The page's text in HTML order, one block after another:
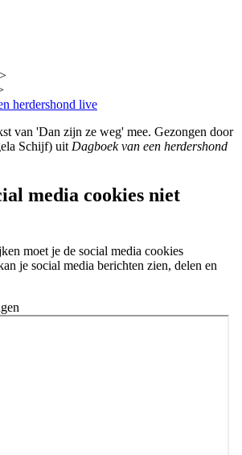
herdershond live
van 'Dan zijn ze weg' mee. Gezongen door
Schijf) uit Dagboek van een herdershond
media cookies niet
moet je de social media cookies
je social media berichten zien, delen en